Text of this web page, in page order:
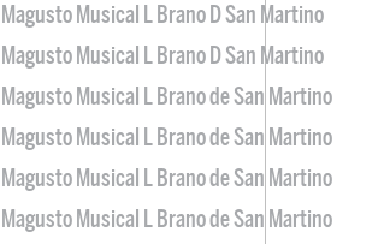
Magusto Musical L Brano D San Martino
Magusto Musical L Brano D San Martino
Magusto Musical L Brano de San Martino
Magusto Musical L Brano de San Martino
Magusto Musical L Brano de San Martino
Magusto Musical L Brano de San Martino